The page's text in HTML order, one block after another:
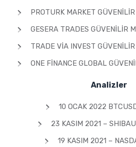
PROTURK MARKET GÜVENILIR MI?
GESERA TRADES GÜVENILIR MI?
TRADE VIA INVEST GÜVENILIR MI?
ONE FINANCE GLOBAL GÜVENILIR MI?
Analizler
10 OCAK 2022
23 KASIM 2021 –
19 KASIM 2021 –